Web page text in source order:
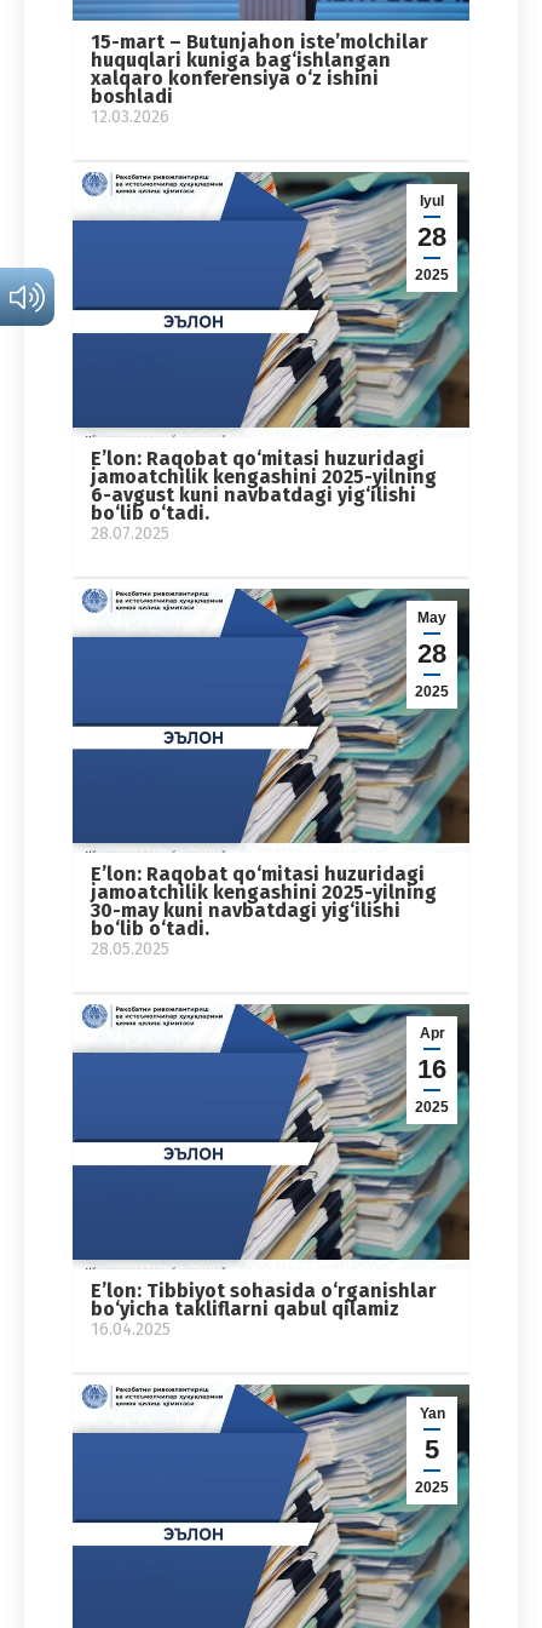
15-mart – Butunjahon iste’molchilar
huquqlari kuniga bag‘ishlangan
xalqaro konferensiya o‘z ishini
boshladi
12.03.2026
Iyul
28
2025
E’lon: Raqobat qo‘mitasi huzuridagi
jamoatchilik kengashini 2025-yilning
6-avgust kuni navbatdagi yig‘ilishi
bo‘lib o‘tadi.
28.07.2025
May
28
2025
E’lon: Raqobat qo‘mitasi huzuridagi
jamoatchilik kengashini 2025-yilning
30-may kuni navbatdagi yig‘ilishi
bo‘lib o‘tadi.
28.05.2025
Apr
16
2025
E’lon: Tibbiyot sohasida o‘rganishlar
bo‘yicha takliflarni qabul qilamiz
16.04.2025
Yan
5
2025